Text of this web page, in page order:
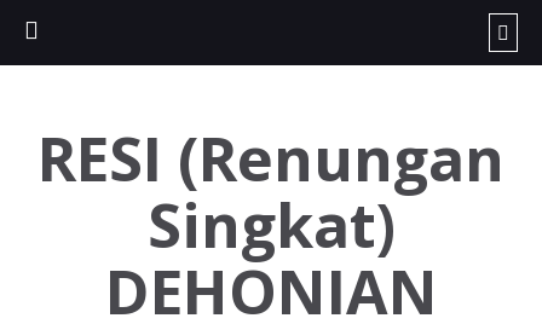
RESI (Renungan
Singkat)
DEHONIAN